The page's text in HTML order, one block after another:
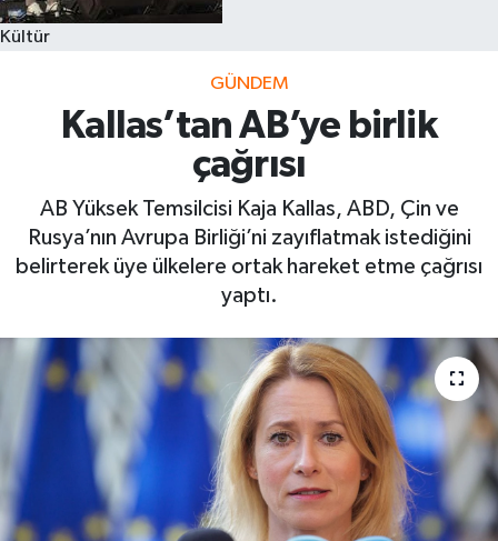
Kültür
GÜNDEM
Kallas’tan AB’ye birlik
çağrısı
AB Yüksek Temsilcisi Kaja Kallas, ABD, Çin ve
Rusya’nın Avrupa Birliği’ni zayıflatmak istediğini
belirterek üye ülkelere ortak hareket etme çağrısı
yaptı.